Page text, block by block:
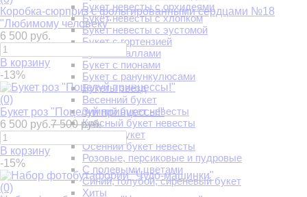
Букет невесты с орхидеями
Букет невесты с хлопком
Букет невесты с эустомой
Букет с гортензией
Букет с каллами
Букет с пионами
Букет с ранункулюсами
Букеты звёзд
Весенний букет
Зимний букет невесты
Красный букет невесты
Летний букет
Осенний букет невесты
Розовые, персиковые и пудровые
С полевыми цветами
Синий, голубой, сиреневый букет
Хиты
Коробка-сюрприз с фольгированными сердцами №18
"Любимому человеку"
6 500 руб.
В корзину
-13%
(0)
Букет роз "Поцелуй принцессы!"
6 500 руб.7 500 руб.
В корзину
-15%
(0)